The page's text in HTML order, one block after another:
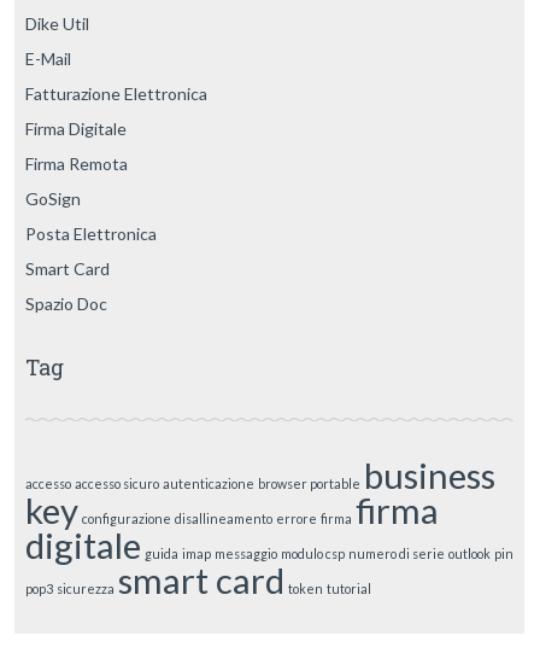
Dike Util
E-Mail
Fatturazione Elettronica
Firma Digitale
Firma Remota
GoSign
Posta Elettronica
Smart Card
Spazio Doc
Tag
accesso accesso sicuro autenticazione browser portable business
key configurazione disallineamento errore firma firma
digitale guida imap messaggio modulo csp numero di serie outlook pin
pop3 sicurezza smart card token tutorial